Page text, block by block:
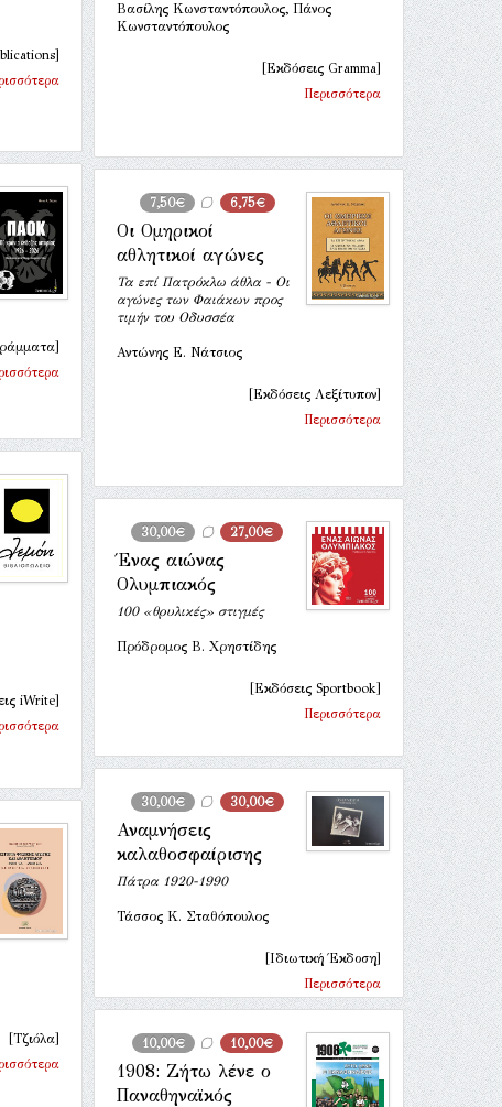
Βασίλης Κωνσταντόπουλος, Πάνος
Κωνσταντόπουλος
[Εκδόσεις Gramma]
Περισσότερα
7,50€ 6,75€
Οι Ομηρικοί
αθλητικοί αγώνες
Τα επί Πατρόκλω άθλα - Οι
αγώνες των Φαιάκων προς
τιμήν του Οδυσσέα
Αντώνης Ε. Νάτσιος
[Εκδόσεις Λεξίτυπον]
Περισσότερα
iWrite]
30,00€ 27,00€
Ένας αιώνας
Ολυμπιακός
100 «θρυλικές» στιγμές
Πρόδρομος Β. Χρηστίδης
[Εκδόσεις Sportbook]
Περισσότερα
30,00€ 30,00€
Αναμνήσεις
καλαθοσφαίρισης
Πάτρα 1920-1990
Τάσσος Κ. Σταθόπουλος
[Ιδιωτική Έκδοση]
Περισσότερα
[Τζιόλα]
10,00€ 10,00€
1908: Ζήτω λένε ο
Παναθηναϊκός